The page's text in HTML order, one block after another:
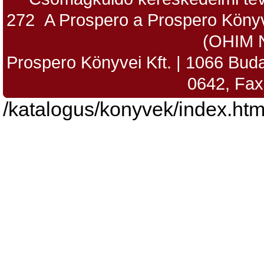
272 A Prospero a Prospero
(OHIM
Prospero Könyvei Kft. | 1066
0642,
/katalogus/konyvek/